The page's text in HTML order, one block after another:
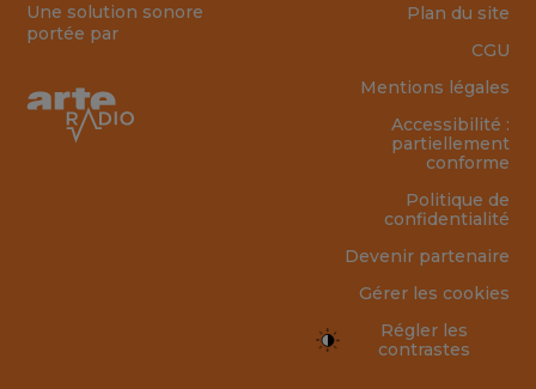
Une solution sonore
portée par
Plan du site
CGU
Mentions légales
Accessibilité :
partiellement
conforme
Politique de
confidentialité
Devenir partenaire
Gérer les cookies
Régler les
contrastes